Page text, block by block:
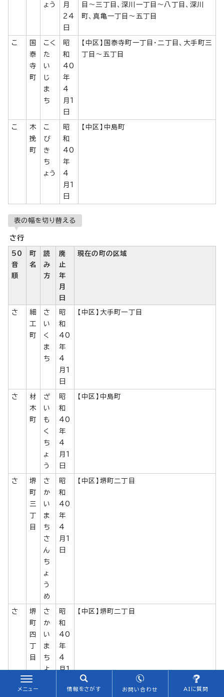
ょう
月
24
日
目～三丁目、深川一丁目～八丁目、深川
町、真亀一丁目～五丁目
こ
国
泰
寺
町
こく
た
い
じ
ま
ち
昭
和
40
年
4
月1
日
【中区】国泰寺町一丁目・二丁目、大手町三
丁目～五丁目
こ
木
挽
町
こ
び
き
ち
ょう
昭
和
40
年
4
月1
日
【中区】中島町
表の幅を切り替える
さ行
50
音
順
町
名
読
み
方
廃
止
年
月
日
現在の町の区域
さ
細
工
町
さ
い
く
ま
ち
昭
和
40
年
4
月1
日
【中区】大手町一丁目
さ
材
木
町
ざ
い
も
く
ち
ょ
う
昭
和
40
年
4
月1
日
【中区】中島町
さ
堺
町
三
丁
目
さ
か
い
ま
ち
さ
ん
ち
ょ
う
め
昭
和
40
年
4
月1
日
【中区】堺町二丁目
さ
堺
町
四
丁
目
さ
か
い
ま
ち
よ
昭
和
40
年
4
月1
【中区】堺町二丁目
メニュー 情報をさがす お問い合わせ AIに質問